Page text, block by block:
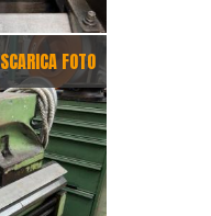
SCARICA FOTO